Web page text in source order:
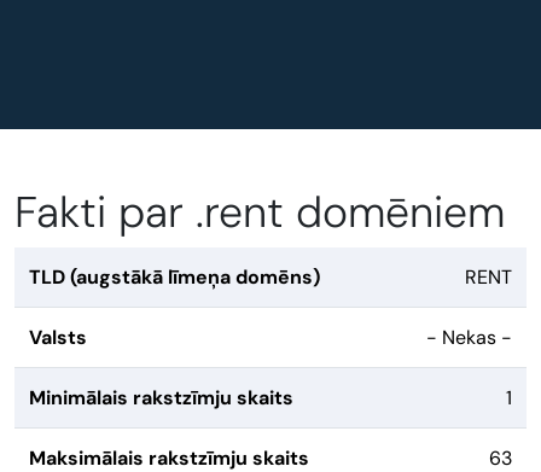
Fakti par .rent domēniem
TLD (augstākā līmeņa domēns) RENT
Valsts - Nekas -
Minimālais rakstzīmju skaits 1
Maksimālais rakstzīmju skaits 63